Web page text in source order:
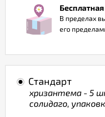
В пределах
его
Стандарт
хризантема - 5
солидаго,